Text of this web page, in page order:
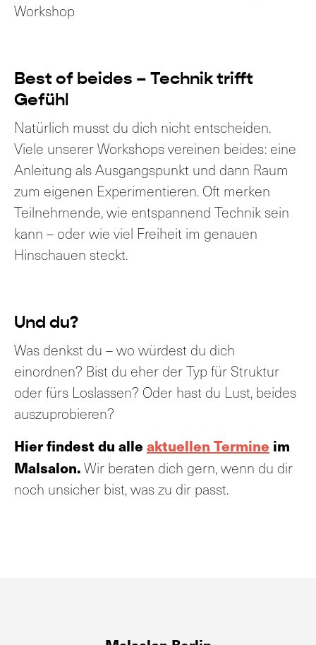
Workshop
Best of beides – Technik trifft
Gefühl
Natürlich musst du dich nicht entscheiden.
Viele unserer Workshops vereinen beides: eine
Anleitung als Ausgangspunkt und dann Raum
zum eigenen Experimentieren. Oft merken
Teilnehmende, wie entspannend Technik sein
kann – oder wie viel Freiheit im genauen
Hinschauen steckt.
Und du?
Was denkst du – wo würdest du dich
einordnen? Bist du eher der Typ für Struktur
oder fürs Loslassen? Oder hast du Lust, beides
auszuprobieren?
Hier findest du alle aktuellen Termine im
Malsalon.Wir beraten dich gern, wenn du dir
noch unsicher bist, was zu dir passt.